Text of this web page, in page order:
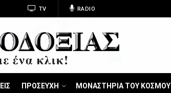
TV RADIO
ΠΡΟΣΕΥΧΗ ΜΟΝΑΣΤΗΡΙΑ ΤΟΥ ΚΟΣΜΟΥ